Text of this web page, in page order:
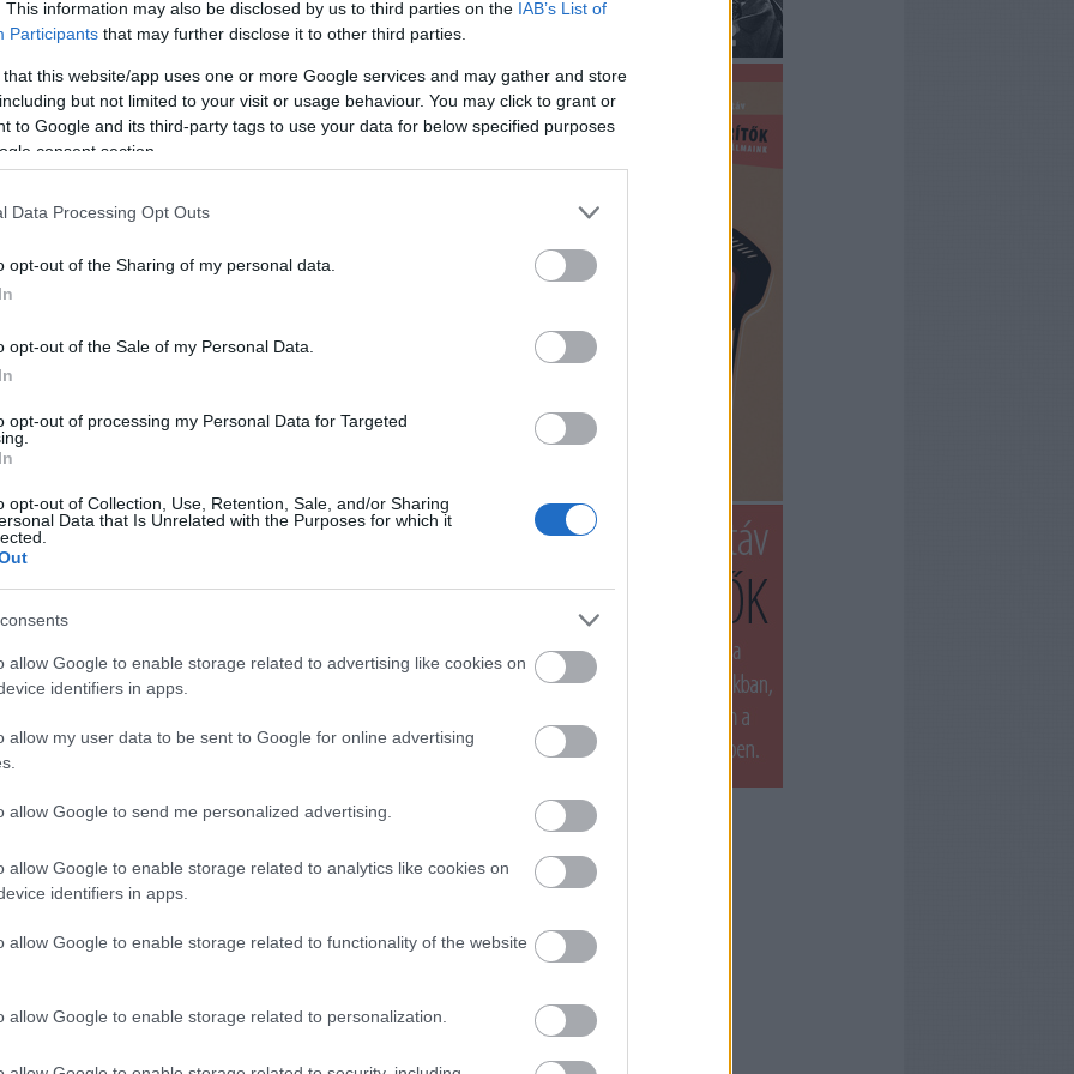
This information may also be disclosed by us to third parties on the IAB’s List of
Participants that may further disclose it to other third parties.
that this website/app uses one or more Google services and may gather and store
but not limited to your visit or usage behaviour. You may click to grant or
to Google and its third-party tags to use your data for below specified purposes
consent section.
Data Processing Opt Outs
opt-out of the Sharing of my personal data.
opt-out of the Sale of my Personal Data.
opt-out of processing my Personal Data for Targeted
opt-out of Collection, Use, Retention, Sale, and/or Sharing
Data that Is Unrelated with the Purposes for which it
allow Google to enable storage related to advertising like cookies on
identifiers in apps.
allow my user data to be sent to Google for online advertising
allow Google to send me personalized advertising.
allow Google to enable storage related to analytics like cookies on
identifiers in apps.
allow Google to enable storage related to functionality of the website
allow Google to enable storage related to personalization.
szitkomszínészek és youtuberek
Mi áll a trend mögött? Tanulmányok
hogy bár a horror és a humor céljai látszólag
Philippou testvérek zach cregger
cikkeket a Metropolis
és filmtudományi folyóirat 2026/4. számát
női rendezők alkotásait tárgyaló elemző
amelyekben a szerző nem pusztán bemutatja
hanem valamilyen…
TOVÁBB
esszé
felhívás filmtörténet
nyerte a Friss Húst
EZT LÁTTUK LEGUTÓBB
Tweets by filmnaplo